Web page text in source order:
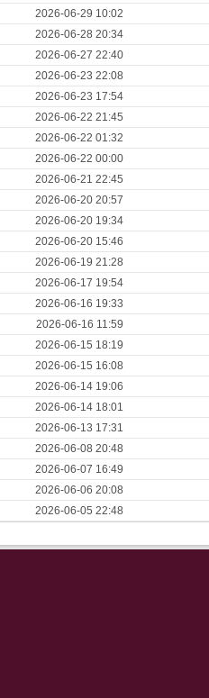
2026-06-29 10:02
2026-06-28 20:34
2026-06-27 22:40
2026-06-23 22:08
2026-06-23 17:54
2026-06-22 21:45
2026-06-22 01:32
2026-06-22 00:00
2026-06-21 22:45
2026-06-20 20:57
2026-06-20 19:34
2026-06-20 15:46
2026-06-19 21:28
2026-06-17 19:54
2026-06-16 19:33
2026-06-16 11:59
2026-06-15 18:19
2026-06-15 16:08
2026-06-14 19:06
2026-06-14 18:01
2026-06-13 17:31
2026-06-08 20:48
2026-06-07 16:49
2026-06-06 20:08
2026-06-05 22:48